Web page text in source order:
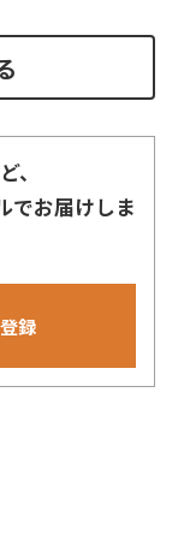
、
でお届けしま
録